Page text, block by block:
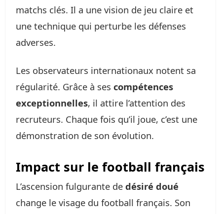
matchs clés. Il a une vision de jeu claire et
une technique qui perturbe les défenses
adverses.
Les observateurs internationaux notent sa
régularité. Grâce à ses compétences
exceptionnelles, il attire l’attention des
recruteurs. Chaque fois qu’il joue, c’est une
démonstration de son évolution.
Impact sur le football français
L’ascension fulgurante de désiré doué
change le visage du football français. Son